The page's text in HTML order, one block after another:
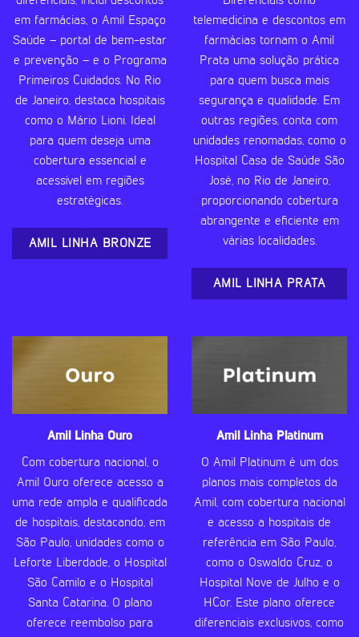
em farmácias, o Amil Espaço
Saúde – portal de bem-estar
e prevenção – e o Programa
Primeiros Cuidados. No Rio
de Janeiro, destaca hospitais
como o Mário Lioni. Ideal
para quem deseja uma
cobertura essencial e
acessível em regiões
estratégicas.
AMIL LINHA BRONZE
telemedicina e descontos em
farmácias tornam o Amil
Prata uma solução prática
para quem busca mais
segurança e qualidade. Em
outras regiões, conta com
unidades renomadas, como o
Hospital Casa de Saúde São
José, no Rio de Janeiro,
proporcionando cobertura
abrangente e eficiente em
várias localidades.
AMIL LINHA PRATA
Amil Linha Ouro
Com cobertura nacional, o
Amil Ouro oferece acesso a
uma rede ampla e qualificada
de hospitais, destacando, em
São Paulo, unidades como o
Leforte Liberdade, o Hospital
São Camilo e o Hospital
Santa Catarina. O plano
oferece reembolso para
Amil Linha Platinum
O Amil Platinum é um dos
planos mais completos da
Amil, com cobertura nacional
e acesso a hospitais de
referência em São Paulo,
como o Oswaldo Cruz, o
Hospital Nove de Julho e o
HCor. Este plano oferece
diferenciais exclusivos, como